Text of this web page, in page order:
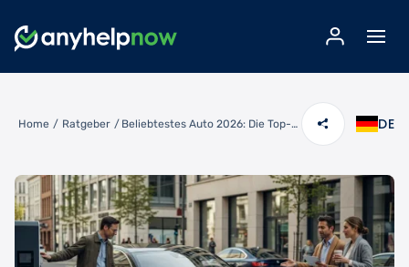
Home / Ratgeber / Beliebtestes Auto 2026: Die Top-Favoriten & Neuheiten im Überblick DE